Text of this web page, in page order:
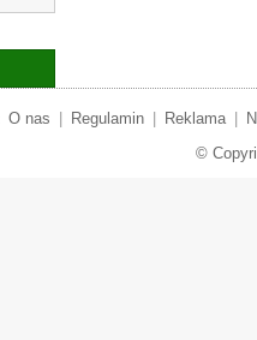
O nas Regulamin Reklama
©